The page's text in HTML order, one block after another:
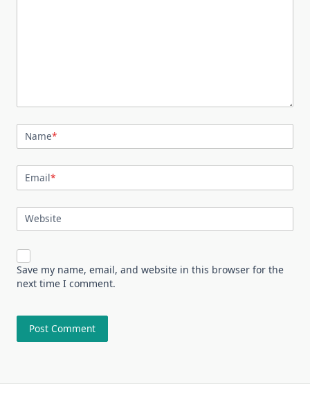
Name*
Email*
Website
Save my name, email, and website in this browser for the
next time I comment.